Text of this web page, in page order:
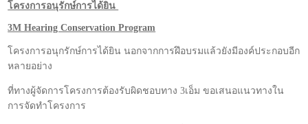
โครงการอนุรักษ์การได้ยิน
3M Hearing Conservation Program
โครงการอนุกรักษ์การได้ยิน นอกจากการฝึอบรมแล้วยังมีองค์ประกอบอีก
หลายอย่าง
ที่ทางผู้จัดการโครงการต้องรับผิดชอบทาง 3เอ็ม ขอเสนอแนวทางใน
การจัดทำโครงการ